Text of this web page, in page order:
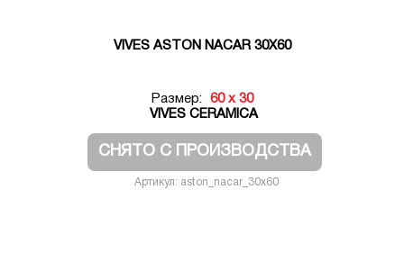
VIVES ASTON NACAR 30X60
Размер:
60 x 30
VIVES CERAMICA
СНЯТО С ПРОИЗВОДСТВА
Артикул: aston_nacar_30x60